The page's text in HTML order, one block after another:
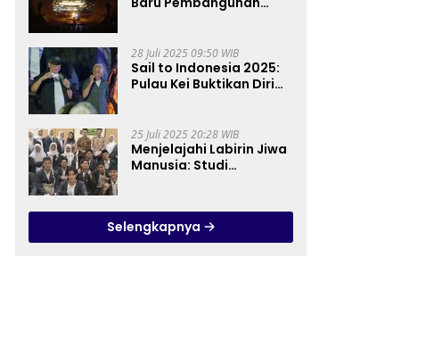
28 Juli 2025 09:50 WIB
Sail to Indonesia 2025:
Pulau Kei Buktikan Diri
25 Juli 2025 20:28 WIB
Menjelajahi Labirin Jiwa
Manusia: Studi
Pandanaran di RSJ
Grhasia
Selengkapnya